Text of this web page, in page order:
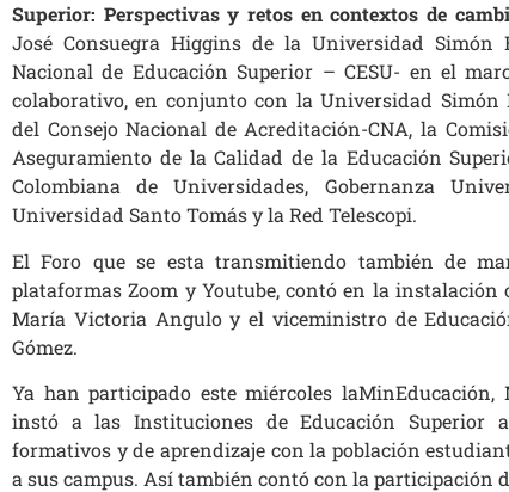
Superior: Perspectivas y retos en contextos de
José Consuegra Higgins de la Universidad Simón
Nacional de Educación Superior – CESU- en el
colaborativo, en conjunto con la Universidad
del Consejo Nacional de Acreditación-CNA, la
Aseguramiento de la Calidad de la Educación
Colombiana de Universidades, Gobernanza
Universidad Santo Tomás y la Red Telescopi.
El Foro que se esta transmitiendo también de
plataformas Zoom y Youtube, contó en la
María Victoria Angulo y el viceministro de
Gómez.
Ya han participado este miércoles
instó a las Instituciones de Educación Superior
formativos y de aprendizaje con la población
a sus campus. Así también contó con la participación